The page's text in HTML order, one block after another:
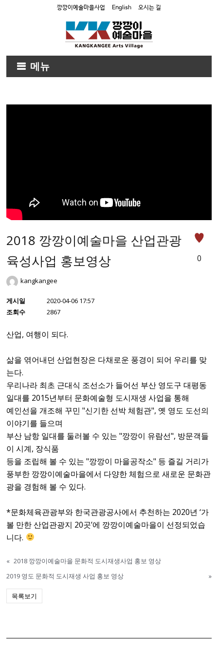
깡깡이예술마을사업 English 오시는 길
메뉴
2018 깡깡이예술마을 산업관광
육성사업 홍보영상
kangkangee
게시일
2020-04-06 17:57
조회수
2867
0
산업, 여행이 되다.
삶을 엮어내던 산업현장은 다채로운 풍경이 되어 우리를 맞
는다.
우리나라 최초 근대식 조선소가 들어선 부산 영도구 대평동
일대를 2015년부터 문화예술형 도시재생 사업을 통해
예인선을 개조해 꾸민 "신기한 선박 체험관", 옛 영도 도선의
이야기를 들으며
부산 남항 일대를 둘러볼 수 있는 "깡깡이 유람선", 방문객들
이 시계, 장식품
등을 조립해 볼 수 있는 "깡깡이 마을공작소" 등 즐길 거리가
풍부한 깡깡이예술마을에서 다양한 체험으로 새로운 문화관
광을 경험해 볼 수 있다.
*문화체육관광부와 한국관광공사에서 추천하는 2020년 ‘가
볼 만한 산업관광지 20곳’에 깡깡이예술마을이 선정되었습
니다.
« 2018 깡깡이예술마을 문화적 도시재생사업 홍보 영상
2019 영도 문화적 도시재생 사업 홍보 영상
»
목록보기